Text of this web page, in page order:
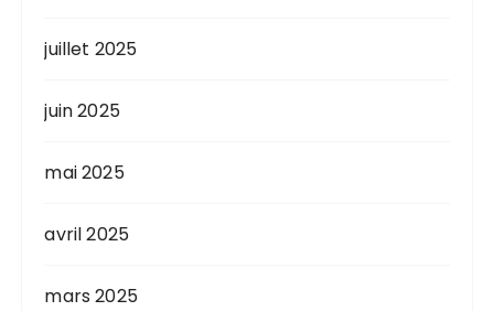
juillet 2025
juin 2025
mai 2025
avril 2025
mars 2025